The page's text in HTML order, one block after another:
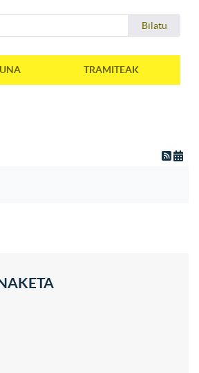
Bilatu
TRAMITEAK